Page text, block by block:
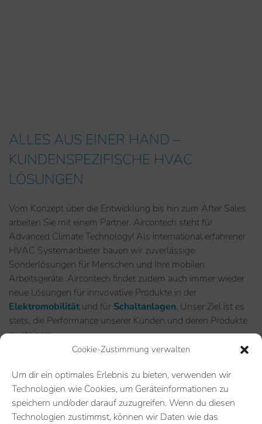
Cookie-Zustimmung verwalten
Um dir ein optimales Erlebnis zu bieten, verwenden wir
Technologien wie Cookies, um Geräteinformationen zu
speichern und/oder darauf zuzugreifen. Wenn du diesen
Technologien zustimmst, können wir Daten wie das
ALLES AUS EINER HAND –
KUNDENSPEZIFISCHE HVAC
LÖSUNGEN
Vom Konzept über die Entwicklung bis hin zum After Sales
arbeiten Sie mit einem Partner. Aircontech steht für
Advanced Climate Technology! Als international erfahrener
HVAC Systemanbieter bauen wir zuverlässige
Sonderlösungen für Menschen und Ihre mobilen
Arbeitsgeräte. Aircontech findet zudem auch immer wieder
neue Lösungen für innvovative Produkte in der
Elektromobilität und für Schaltanlagen. Unser Ziel ist es
stets, die Performance unserer Kunden und deren Produkte
zu steigern.